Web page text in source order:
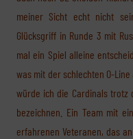
meiner Sicht echt nicht
Glücksgriff in Runde 3 mit
mal ein Spiel alleine
was mit der schlechten O-
würde ich die Cardinals trotz
bezeichnen. Ein Team mit
erfahrenen Veteranen, das